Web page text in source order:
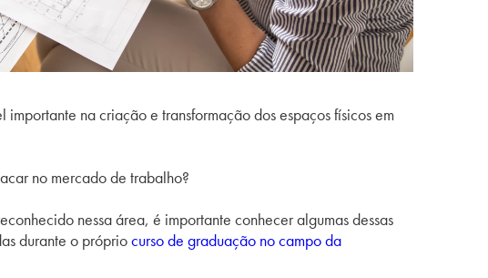
na criação e transformação dos espaços físicos em
no mercado de trabalho?
nessa área, é importante conhecer algumas dessas
durante o própriocurso de graduação no campo da